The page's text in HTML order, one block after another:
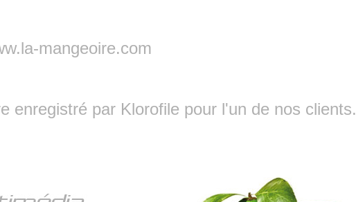
mangeoire.com
enregistré par Klorofile pour l'un de nos clients.